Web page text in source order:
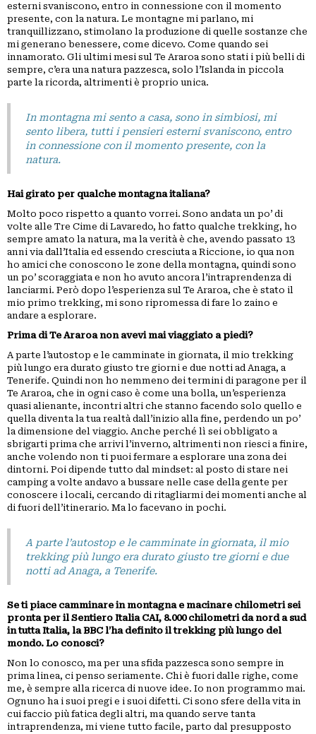
esterni svaniscono, entro in connessione con il momento
presente, con la natura. Le montagne mi parlano, mi
tranquillizzano, stimolano la produzione di quelle sostanze che
mi generano benessere, come dicevo. Come quando sei
innamorato. Gli ultimi mesi sul Te Araroa sono stati i più belli di
sempre, c’era una natura pazzesca, solo l’Islanda in piccola
parte la ricorda, altrimenti è proprio unica.
In montagna mi sento a casa, sono in simbiosi, mi
sento libera, tutti i pensieri esterni svaniscono, entro
in connessione con il momento presente, con la
natura.
Hai girato per qualche montagna italiana?
Molto poco rispetto a quanto vorrei. Sono andata un po’ di
volte alle Tre Cime di Lavaredo, ho fatto qualche trekking, ho
sempre amato la natura, ma la verità è che, avendo passato 13
anni via dall’Italia ed essendo cresciuta a Riccione, io qua non
ho amici che conoscono le zone della montagna, quindi sono
un po’ scoraggiata e non ho avuto ancora l’intraprendenza di
lanciarmi. Però dopo l’esperienza sul Te Araroa, che è stato il
mio primo trekking, mi sono ripromessa di fare lo zaino e
andare a esplorare.
Prima di Te Araroa non avevi mai viaggiato a piedi?
A parte l’autostop e le camminate in giornata, il mio trekking
più lungo era durato giusto tre giorni e due notti ad Anaga, a
Tenerife. Quindi non ho nemmeno dei termini di paragone per il
Te Araroa, che in ogni caso è come una bolla, un’esperienza
quasi alienante, incontri altri che stanno facendo solo quello e
quella diventa la tua realtà dall’inizio alla fine, perdendo un po’
la dimensione del viaggio. Anche perché lì sei obbligato a
sbrigarti prima che arrivi l’inverno, altrimenti non riesci a finire,
anche volendo non ti puoi fermare a esplorare una zona dei
dintorni. Poi dipende tutto dal mindset: al posto di stare nei
camping a volte andavo a bussare nelle case della gente per
conoscere i locali, cercando di ritagliarmi dei momenti anche al
di fuori dell’itinerario. Ma lo facevano in pochi.
A parte l’autostop e le camminate in giornata, il mio
trekking più lungo era durato giusto tre giorni e due
notti ad Anaga, a Tenerife.
Se ti piace camminare in montagna e macinare chilometri sei
pronta per il Sentiero Italia CAI, 8.000 chilometri da nord a sud
in tutta Italia, la BBC l’ha definito il trekking più lungo del
mondo. Lo conosci?
Non lo conosco, ma per una sfida pazzesca sono sempre in
prima linea, ci penso seriamente. Chi è fuori dalle righe, come
me, è sempre alla ricerca di nuove idee. Io non programmo mai.
Ognuno ha i suoi pregi e i suoi difetti. Ci sono sfere della vita in
cui faccio più fatica degli altri, ma quando serve tanta
intraprendenza, mi viene tutto facile, parto dal presupposto